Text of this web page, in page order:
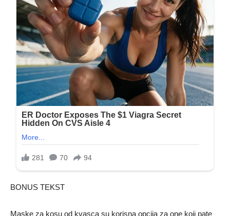
BONUS TEKST
Maske za kosu od kvasca su korisna opcija za one koji pate